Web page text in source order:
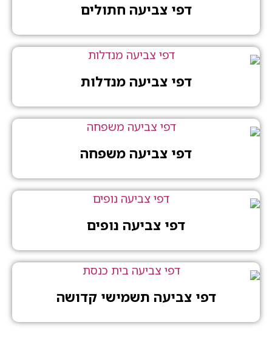
דפי צביעה חתולים
דפי צביעה מנדלות
דפי צביעה משפחה
דפי צביעה נופים
דפי צביעה תשמישי קדושה